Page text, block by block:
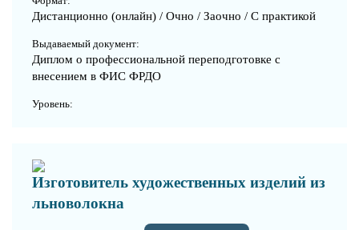
Дистанционно (онлайн) / Очно / Заочно / С практикой
Выдаваемый документ:
Диплом о профессиональной переподготовке с
внесением в ФИС ФРДО
Уровень:
Изготовитель художественных изделий из
льноволокна